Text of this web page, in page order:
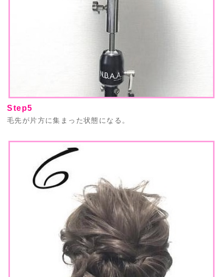
Step5
毛先が片方に集まった状態になる。